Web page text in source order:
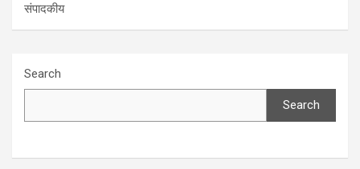
संपादकीय
Search
Search